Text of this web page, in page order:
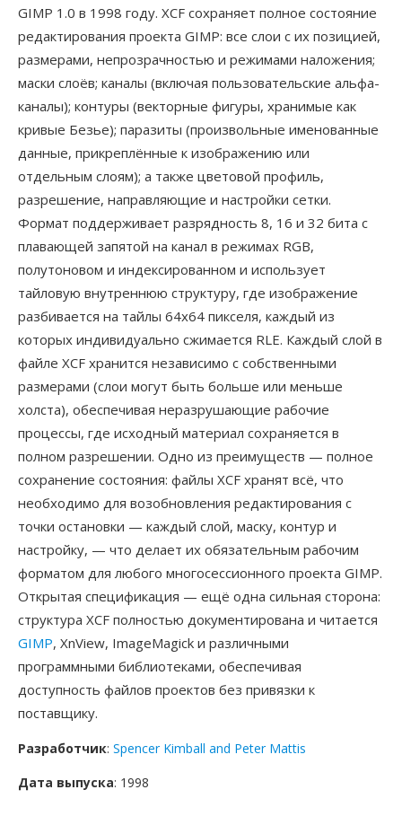
GIMP 1.0 в 1998 году. XCF сохраняет полное состояние
редактирования проекта GIMP: все слои с их позицией,
размерами, непрозрачностью и режимами наложения;
маски слоёв; каналы (включая пользовательские альфа-
каналы); контуры (векторные фигуры, хранимые как
кривые Безье); паразиты (произвольные именованные
данные, прикреплённые к изображению или
отдельным слоям); а также цветовой профиль,
разрешение, направляющие и настройки сетки.
Формат поддерживает разрядность 8, 16 и 32 бита с
плавающей запятой на канал в режимах RGB,
полутоновом и индексированном и использует
тайловую внутреннюю структуру, где изображение
разбивается на тайлы 64x64 пикселя, каждый из
которых индивидуально сжимается RLE. Каждый слой в
файле XCF хранится независимо с собственными
размерами (слои могут быть больше или меньше
холста), обеспечивая неразрушающие рабочие
процессы, где исходный материал сохраняется в
полном разрешении. Одно из преимуществ — полное
сохранение состояния: файлы XCF хранят всё, что
необходимо для возобновления редактирования с
точки остановки — каждый слой, маску, контур и
настройку, — что делает их обязательным рабочим
форматом для любого многосессионного проекта GIMP.
Открытая спецификация — ещё одна сильная сторона:
структура XCF полностью документирована и читается
GIMP, XnView, ImageMagick и различными
программными библиотеками, обеспечивая
доступность файлов проектов без привязки к
поставщику.
Разработчик: Spencer Kimball and Peter Mattis
Дата выпуска: 1998